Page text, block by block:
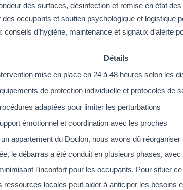
des surfaces, désinfection et remise en état
occupants et soutien psychologique et logistique
conseils d’hygiène, maintenance et signaux d’alerte
Détails
mise en place en 24 à 48 heures selon les
de protection individuelle et protocoles de
adaptées pour limiter les perturbations
émotionnel et coordination avec les proches
appartement du Doulon, nous avons dû
le débarras a été conduit en plusieurs phases,
l’inconfort pour les occupants. Pour situer
ressources locales peut aider à anticiper les besoins